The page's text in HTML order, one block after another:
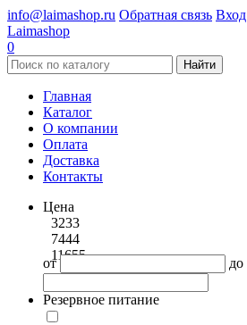
info@laimashop.ru Обратная связь Вход
Laimashop
0
Найти
Главная
Каталог
О компании
Оплата
Доставка
Контакты
Цена
3233
7444
11655
от до
Резервное питание